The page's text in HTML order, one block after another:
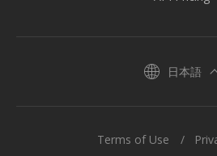
日本語
Terms of Use